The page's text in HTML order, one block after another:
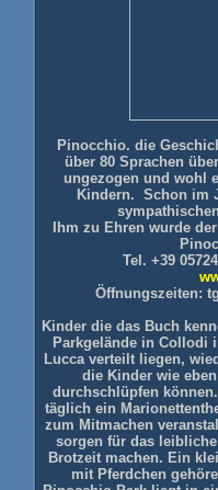
Pinocchio. die
über 80 Sprachen
ungezogen und wohl
Kindern. Schon im
Ihm zu Ehren wurde
Tel. +39
Öffnungszeiten:
Kinder die das Buch
Parkgelände in Collodi
Lucca verteilt liegen,
die Kinder wie
durchschlüpfen
täglich ein
zum Mitmachen
sorgen für das
Brotzeit machen. Ein
mit Pferdchen